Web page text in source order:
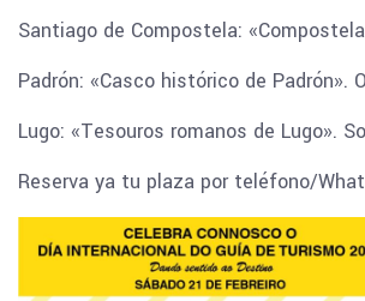
Santiago de Compostela:
Padrón: «Casco histórico de Padrón».
Lugo: «Tesouros romanos de Lugo».
Reserva ya tu plaza por teléfono/